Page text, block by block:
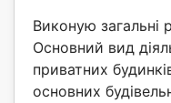
Виконую загальні
Основний вид
приватних
основних